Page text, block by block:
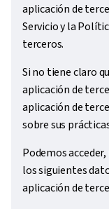
aplicación de
Servicio y la
terceros.
Si no tiene claro
aplicación de
aplicación de
sobre sus
Podemos
los siguientes
aplicación de